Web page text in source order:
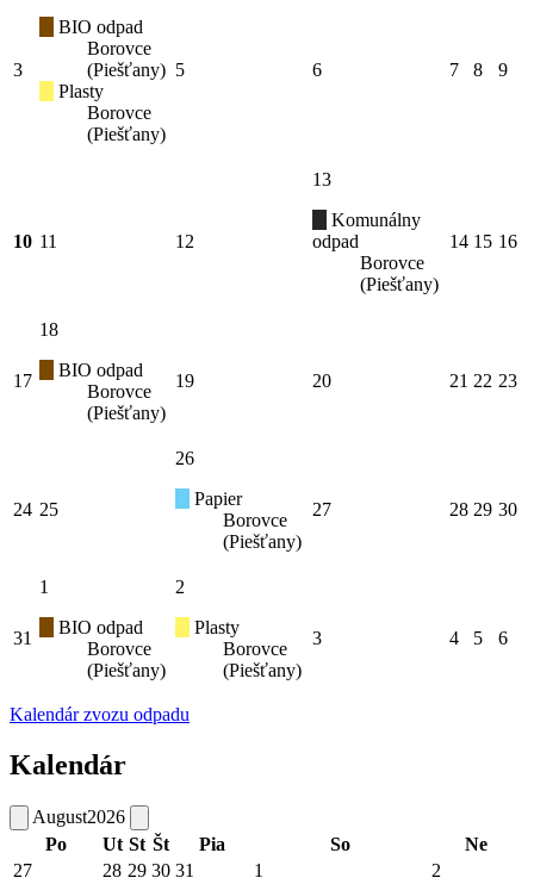
3
BIO odpad
Borovce
(Piešťany)
Plasty
Borovce
(Piešťany)
5 6 7 8 9
10 11 12
13
Komunálny
odpad
Borovce
(Piešťany)
14 15 16
17
18
BIO odpad
Borovce
(Piešťany)
19 20 21 22 23
24 25
26
Papier
Borovce
(Piešťany)
27 28 29 30
31
1
BIO odpad
Borovce
(Piešťany)
2
Plasty
Borovce
(Piešťany)
3 4 5 6
Kalendár zvozu odpadu
Kalendár
August2026
Po
Ut St Št Pia So
Ne
27
28 29 30 31 1 2